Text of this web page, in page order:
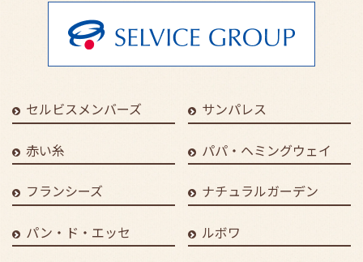
セルビスメンバーズ サンパレス
赤い糸 パパ・ヘミングウェイ
フランシーズ ナチュラルガーデン
パン・ド・エッセ ルボワ